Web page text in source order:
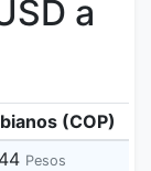
a
(COP)
Pesos